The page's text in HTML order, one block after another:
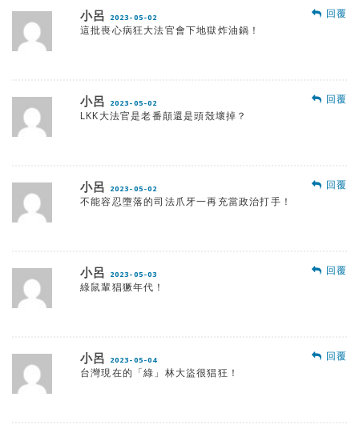
小呂 2023-05-02
這批喪心病狂大法官會下地獄炸油鍋！
回覆
小呂 2023-05-02
LKK大法官是老番顛還是頭殼壞掉？
回覆
小呂 2023-05-02
不能容忍墮落的司法爪牙一再充當政治打手！
回覆
小呂 2023-05-03
綠鼠輩猖獗年代！
回覆
小呂 2023-05-04
台灣現在的「綠」林大盜很猖狂！
回覆